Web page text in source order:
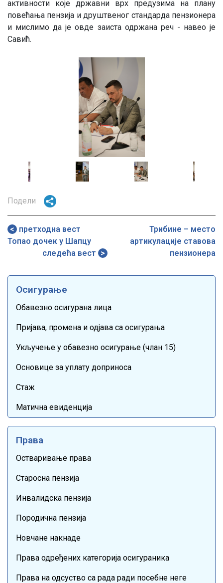
активности које државни врх предузима на плану
повећања пензија и друштвеног стандарда пензионера
и мислимо да је овде заиста одржана реч - навео је
Савић.
Image Image Image
Подели
претходна вест
Топао дочек у Шапцу
следећа вест
Трибине – место
артикулације ставова
пензионера
Осигурање
Обавезно осигурана лица
Пријава, промена и одјава са осигурања
Укључење у обавезно осигурање (члан 15)
Основице за уплату доприноса
Стаж
Матична евиденција
Права
Остваривање права
Старосна пензија
Инвалидска пензија
Породична пензија
Новчане накнаде
Права одређених категорија осигураника
Права на одсуство са рада ради посебне неге